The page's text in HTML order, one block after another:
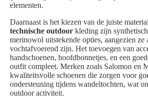
elementen.
Daarnaast is het kiezen van de juiste
technische outdoor kleding zijn
merinowol uitstekende opties, aangezien ze
vochtafvoerend zijn. Het toevoegen van
handschoenen, hoofdbonnetjes, en een
outfit compleet. Merken zoals Salomon en
kwaliteitsvolle schoenen die zorgen voor
ondersteuning tijdens wandeltochten, wat
outdoor activiteit.